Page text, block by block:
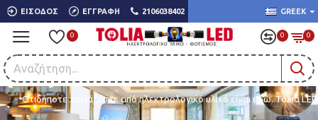
ΕΊΣΟΔΟΣ ΕΓΓΡΑΦΉ 2106038402 GREEK
0 0 0
Οτιδήποτε χρειάζεστε από ηλεκτρολογικό υλικό είναι εδώ. Τόλια LED